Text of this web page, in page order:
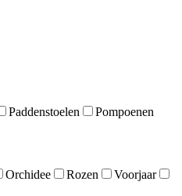
Paddenstoelen
Pompoenen
Orchidee Rozen
Voorjaar